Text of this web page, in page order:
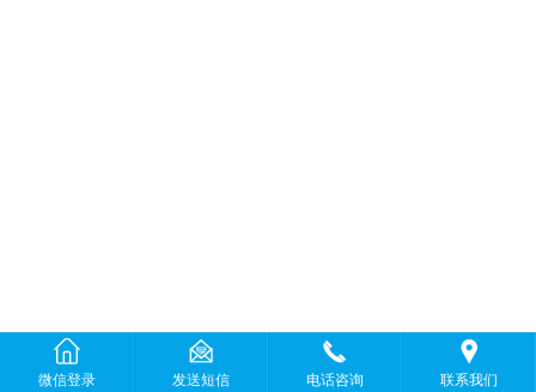
微信登录 发送短信 电话咨询 联系我们